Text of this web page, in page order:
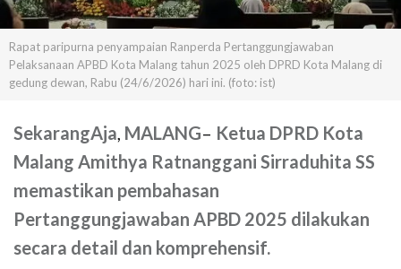
Rapat paripurna penyampaian Ranperda Pertanggungjawaban
Pelaksanaan APBD Kota Malang tahun 2025 oleh DPRD Kota Malang di
gedung dewan, Rabu (24/6/2026) hari ini. (foto: ist)
SekarangAja, MALANG– Ketua DPRD Kota
Malang Amithya Ratnanggani Sirraduhita SS
memastikan pembahasan
Pertanggungjawaban APBD 2025 dilakukan
secara detail dan komprehensif.